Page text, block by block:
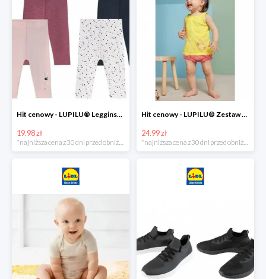
Hit cenowy - LUPILU® Legginsy niemowlęce z biobawełną, 2 pary
19.98 zł
Hit cenowy - LUPILU® Zestaw dziecięcy z biobawełny (body + koszulka + spodenki), 1 komplet
24.99 zł